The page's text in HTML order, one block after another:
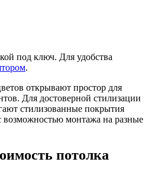
под ключ. Для удобства
.
открывают простор для
Для достоверной стилизации
стилизованные покрытия
возможностью монтажа на разные
потолка